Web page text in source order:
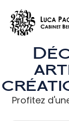
PRODUCT
Design
Profitez